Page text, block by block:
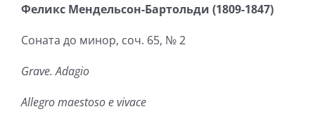
Феликс Мендельсон-Бартольди (1809-1847)
Соната до минор, соч. 65, № 2
Grave. Adagio
Allegro maestoso e vivace